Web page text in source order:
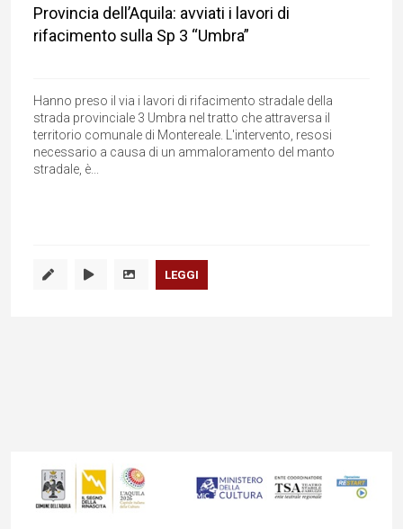
Provincia dell’Aquila: avviati i lavori di
rifacimento sulla Sp 3 “Umbra”
Hanno preso il via i lavori di rifacimento stradale della
strada provinciale 3 Umbra nel tratto che attraversa il
territorio comunale di Montereale. L'intervento, resosi
necessario a causa di un ammaloramento del manto
stradale, è...
LEGGI